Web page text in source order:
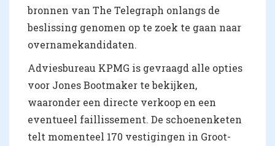
bronnen van The Telegraph onlangs de
beslissing genomen op te zoek te gaan naar
overnamekandidaten.
Adviesbureau KPMG is gevraagd alle opties
voor Jones Bootmaker te bekijken,
waaronder een directe verkoop en een
eventueel faillissement. De schoenenketen
telt momenteel 170 vestigingen in Groot-